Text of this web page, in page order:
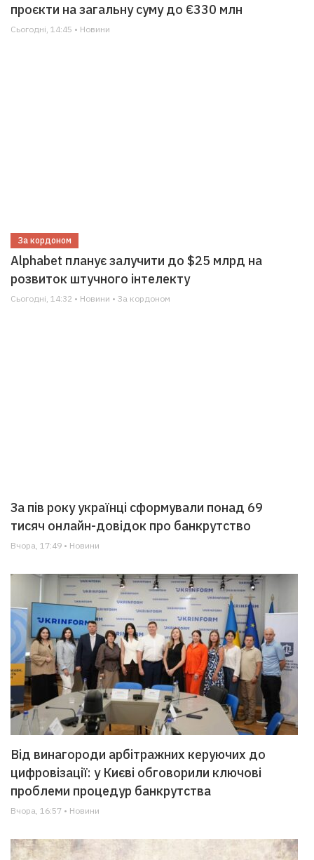
проєкти на загальну суму до €330 млн
Сьогодні, 14:45 • Новини
За кордоном
Alphabet планує залучити до $25 млрд на
розвиток штучного інтелекту
Сьогодні, 14:32 • Новини • За кордоном
За пів року українці сформували понад 69
тисяч онлайн-довідок про банкрутство
Вчора, 17:49 • Новини
Від винагороди арбітражних керуючих до
цифровізації: у Києві обговорили ключові
проблеми процедур банкрутства
Вчора, 16:57 • Новини